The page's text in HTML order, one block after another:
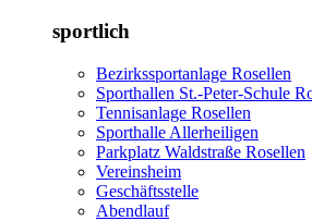
sportlich
Bezirkssportanlage Rosellen
Sporthallen St.-Peter-Schule
Tennisanlage Rosellen
Sporthalle Allerheiligen
Parkplatz Waldstraße Rosellen
Vereinsheim
Geschäftsstelle
Abendlauf